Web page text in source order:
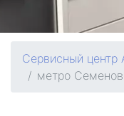
Сервисный центр
метро